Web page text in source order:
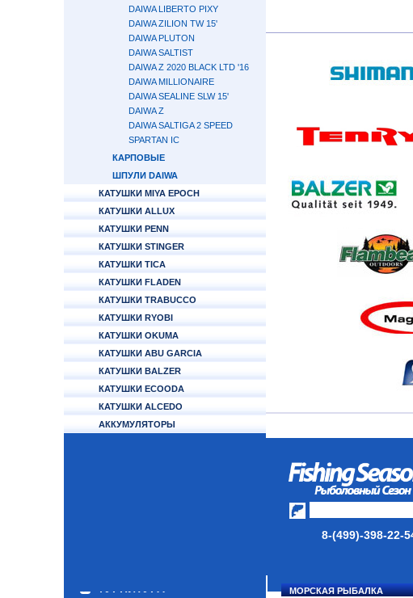
DAIWA LIBERTO PIXY
DAIWA ZILION TW 15'
DAIWA PLUTON
DAIWA SALTIST
DAIWA Z 2020 BLACK LTD '16
DAIWA MILLIONAIRE
DAIWA SEALINE SLW 15'
DAIWA Z
DAIWA SALTIGA 2 SPEED
SPARTAN IC
КАРПОВЫЕ
ШПУЛИ DAIWA
КАТУШКИ MIYA EPOCH
КАТУШКИ ALLUX
КАТУШКИ PENN
КАТУШКИ STINGER
КАТУШКИ TICA
КАТУШКИ FLADEN
КАТУШКИ TRABUCCO
КАТУШКИ RYOBI
КАТУШКИ OKUMA
КАТУШКИ ABU GARCIA
КАТУШКИ BALZER
КАТУШКИ ECOODA
КАТУШКИ ALCEDO
АККУМУЛЯТОРЫ
8-(499)-398-22-
МОРСКАЯ РЫБАЛКА